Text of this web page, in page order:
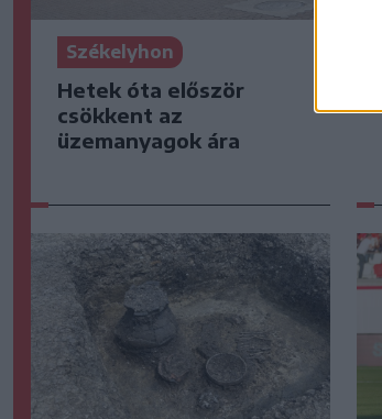
Székelyhon
Hetek óta először
csökkent az
üzemanyagok ára